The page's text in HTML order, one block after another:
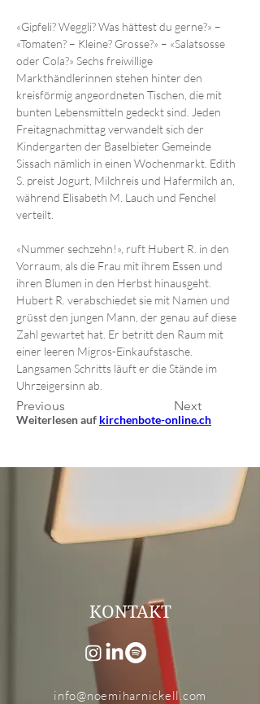
Previous Next
«Gipfeli? Weggli? Was hättest du gerne?» –
«Tomaten? – Kleine? Grosse?» – «Salatsosse
oder Cola?» Sechs freiwillige
Markthändlerinnen stehen hinter den
kreisförmig angeordneten Tischen, die mit
bunten Lebensmitteln gedeckt sind. Jeden
Freitagnachmittag verwandelt sich der
Kindergarten der Baselbieter Gemeinde
Sissach nämlich in einen Wochenmarkt. Edith
S. preist Jogurt, Milchreis und Hafermilch an,
während Elisabeth M. Lauch und Fenchel
verteilt.
«Nummer sechzehn!», ruft Hubert R. in den
Vorraum, als die Frau mit ihrem Essen und
ihren Blumen in den Herbst hinausgeht.
Hubert R. verabschiedet sie mit Namen und
grüsst den jungen Mann, der genau auf diese
Zahl gewartet hat. Er betritt den Raum mit
einer leeren Migros-Einkaufstasche.
Langsamen Schritts läuft er die Stände im
Uhrzeigersinn ab.
Weiterlesen auf kirchenbote-online.ch
KONTAKT
info@noemiharnickell.com